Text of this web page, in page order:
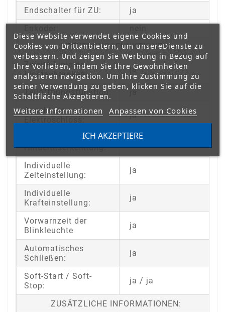
Endschalter für ZU:
ja
STEUERUNGSFUNKTIONEN:
Zweite Linie der
Lichtschranken:
ja
Teilöffnungsfunktion:
ja
Anschluss vom
ja
Amperometrische
Hinderniserkennung:
Individuelle
Zeiteinstellung:
ja
Individuelle
Krafteinstellung:
ja
Vorwarnzeit der
Blinkleuchte
ja
Automatisches
Schließen:
ja
Soft-Start / Soft-
Stop:
ja / ja
ZUSÄTZLICHE INFORMATIONEN:
Diese Website verwendet eigene Cookies und
Cookies von Drittanbietern, um unsereDienste zu
verbessern. Und zeigen Sie Werbung in Bezug auf
Ihre Vorlieben, indem Sie Ihre Gewohnheiten
analysieren navigation. Um Ihre Zustimmung zu
seiner Verwendung zu geben, klicken Sie auf die
Schaltfläche Akzeptieren.
Weitere Informationen Anpassen von Cookies
ICH AKZEPTIERE